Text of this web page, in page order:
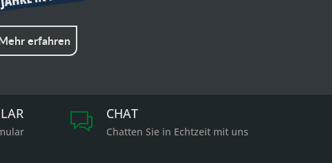
erfahren
CHAT
Chatten Sie in Echtzeit mit uns